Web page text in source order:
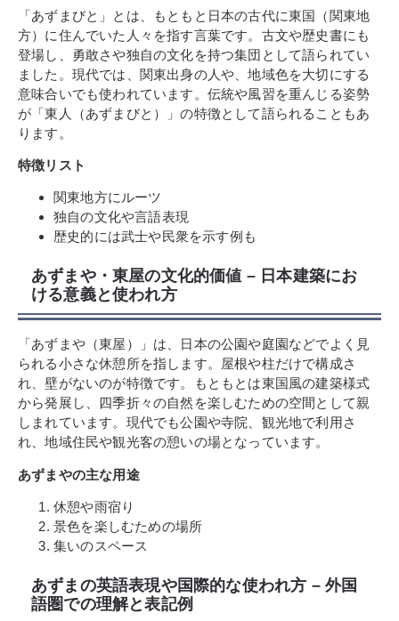
「あずまびと」とは、もともと日本の古代に東国（関東地
方）に住んでいた人々を指す言葉です。古文や歴史書にも
登場し、勇敢さや独自の文化を持つ集団として語られてい
ました。現代では、関東出身の人や、地域色を大切にする
意味合いでも使われています。伝統や風習を重んじる姿勢
が「東人（あずまびと）」の特徴として語られることもあ
ります。
特徴リスト
関東地方にルーツ
独自の文化や言語表現
歴史的には武士や民衆を示す例も
あずまや・東屋の文化的価値 – 日本建築にお
ける意義と使われ方
「あずまや（東屋）」は、日本の公園や庭園などでよく見
られる小さな休憩所を指します。屋根や柱だけで構成さ
れ、壁がないのが特徴です。もともとは東国風の建築様式
から発展し、四季折々の自然を楽しむための空間として親
しまれています。現代でも公園や寺院、観光地で利用さ
れ、地域住民や観光客の憩いの場となっています。
あずまやの主な用途
休憩や雨宿り
景色を楽しむための場所
集いのスペース
あずまの英語表現や国際的な使われ方 – 外国
語圏での理解と表記例